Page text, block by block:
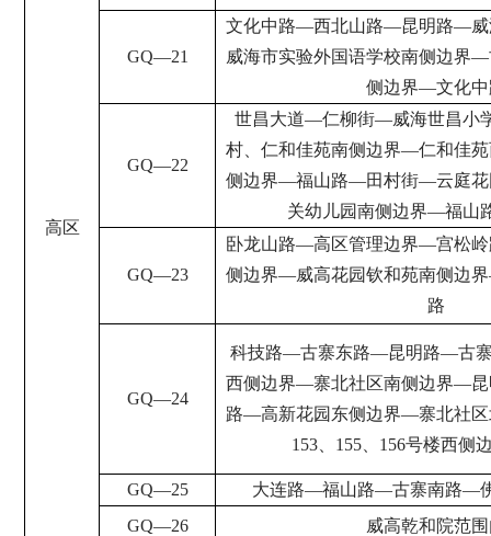
高区
GQ—21
文化中路—西北山路—昆明路—
威海市实验外国语学校南侧边界—
侧边界—文化
GQ—22
世昌大道—仁柳街—威海世昌小
村、仁和佳苑南侧边界—仁和佳
侧边界—福山路—田村街—云庭
关幼儿园南侧边界—福山
GQ—23
卧龙山路—高区管理边界—宫松
侧边界—威高花园钦和苑南侧边界
路
GQ—24
科技路—古寨东路—昆明路—古
西侧边界—寨北社区南侧边界—
路—高新花园东侧边界—寨北社
153、 155、 156号楼西侧
GQ—25 大连路—福山路—古寨南路—
GQ—26 威高乾和院范